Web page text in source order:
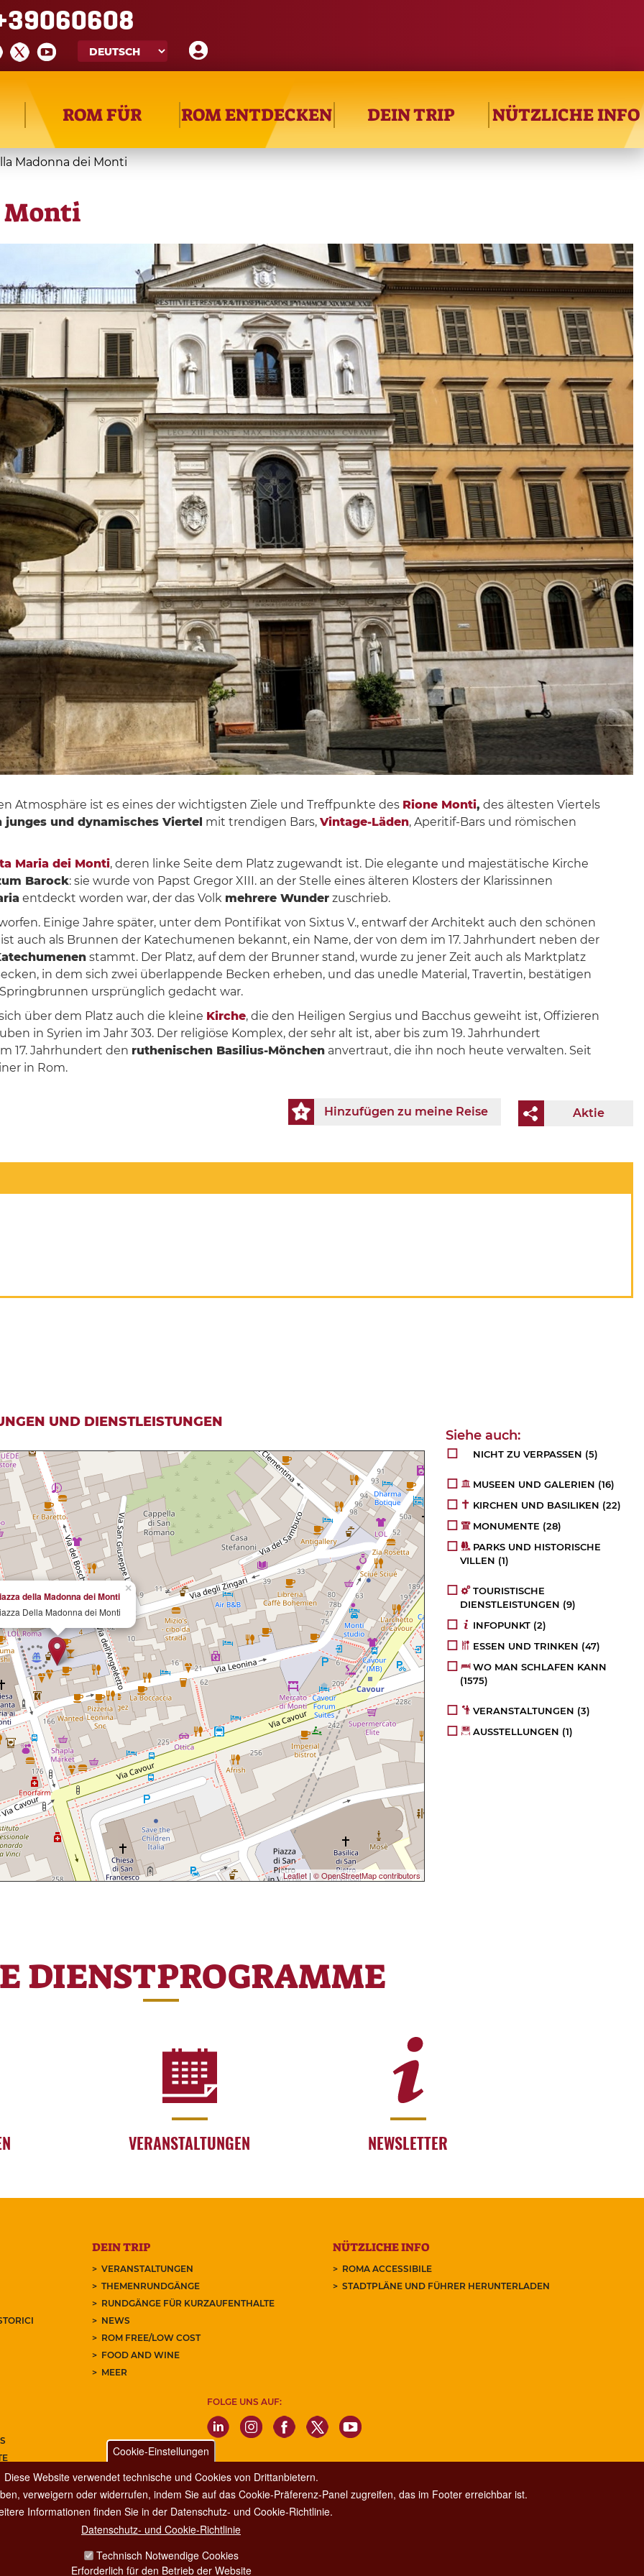
ROM FÜR ROM ENTDECKEN DEIN TRIP NÜTZLICHE INFO
Madonna dei Monti
Monti
Atmosphäre ist es eines der wichtigsten Ziele und Treffpunkte des Rione Monti, des ältesten Viertels
junges und dynamisches Viertel mit trendigen Bars, Vintage-Läden, Aperitif-Bars und römischen
Maria dei Monti, deren linke Seite dem Platz zugewandt ist. Die elegante und majestätische Kirche
Barock: sie wurde von Papst Gregor XIII. an der Stelle eines älteren Klosters der Klarissinnen
entdeckt worden war, der das Volk mehrere Wunderzuschrieb.
Einige Jahre später, unter dem Pontifikat von Sixtus V., entwarf der Architekt auch den schönen
auch als Brunnen der Katechumenen bekannt, ein Name, der von dem im 17. Jahrhundert neben der
stammt. Der Platz, auf dem der Brunner stand, wurde zu jener Zeit auch als Marktplatz
in dem sich zwei überlappende Becken erheben, und das unedle Material, Travertin, bestätigen
ursprünglich gedacht war.
über dem Platz auch die kleine Kirche, die den Heiligen Sergius und Bacchus geweiht ist, Offizieren
in Syrien im Jahr 303. Der religiöse Komplex, der sehr alt ist, aber bis zum 19. Jahrhundert
17. Jahrhundert den ruthenischen Basilius-Mönchenanvertraut, die ihn noch heute verwalten. Seit
in Rom.
Aktie
Hinzufügen zu meine Reise
UND DIENSTLEISTUNGEN
×
della Madonna dei Monti
Della Madonna dei Monti
Leaflet |© OpenStreetMap contributors
NICHT ZU VERPASSEN (5)
MUSEEN UND GALERIEN (16)
KIRCHEN UND BASILIKEN (22)
MONUMENTE (28)
PARKS UND HISTORISCHE
VILLEN (1)
TOURISTISCHE
DIENSTLEISTUNGEN (9)
INFOPUNKT (2)
ESSEN UND TRINKEN (47)
WO MAN SCHLAFEN KANN
(1575)
VERANSTALTUNGEN (3)
AUSSTELLUNGEN (1)
DIENSTPROGRAMME
VERANSTALTUNGEN NEWSLETTER
DEIN TRIP
VERANSTALTUNGEN
THEMENRUNDGÄNGE
RUNDGÄNGE FÜR KURZAUFENTHALTE
NEWS
ROM FREE/LOW COST
FOOD AND WINE
MEER
NÜTZLICHE INFO
ROMA ACCESSIBILE
STADTPLÄNE UND FÜHRER HERUNTERLADEN
SIE UNSEREN NEWSLETTER
FOLGE UNS AUF:
Dipartimento Grandi Eventi, Sport, Turismo e Moda.
Via di San Basilio, 51
Cookie-Einstellungen
Diese Website verwendet technische und Cookies von Drittanbietern.
verweigern oder widerrufen, indem Sie auf das Cookie-Präferenz-Panel zugreifen, das im Footer erreichbar ist.
Informationen finden Sie in der Datenschutz- und Cookie-Richtlinie.
Datenschutz- und Cookie-Richtlinie
Technisch Notwendige Cookies
Erforderlich für den Betrieb der Website